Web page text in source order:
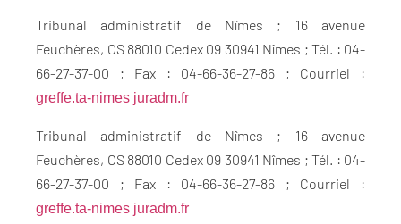
Tribunal administratif de Nîmes ; 16 avenue
Feuchères, CS 88010 Cedex 09 30941 Nîmes ; Tél. : 04-
66-27-37-00 ; Fax : 04-66-36-27-86 ; Courriel :
greffe.ta-nimes juradm.fr
Tribunal administratif de Nîmes ; 16 avenue
Feuchères, CS 88010 Cedex 09 30941 Nîmes ; Tél. : 04-
66-27-37-00 ; Fax : 04-66-36-27-86 ; Courriel :
greffe.ta-nimes juradm.fr